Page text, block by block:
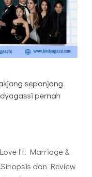
sepanjang
pernah
Love ft. Marriage &
Sinopsis dan Review